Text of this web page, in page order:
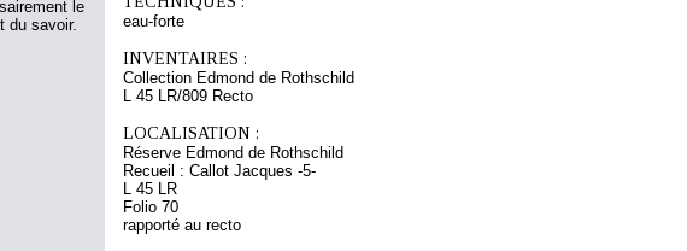
le
du savoir.
eau-forte
INVENTAIRES :
Collection Edmond de Rothschild
L 45 LR/809 Recto
LOCALISATION :
Réserve Edmond de Rothschild
Recueil : Callot Jacques -5-
L 45 LR
Folio 70
rapporté au recto